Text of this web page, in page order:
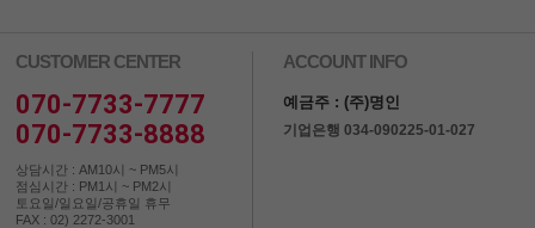
CUSTOMER CENTER
070-7733-7777
070-7733-8888
상담시간 : AM10시 ~ PM5시
점심시간 : PM1시 ~ PM2시
토요일/일요일/공휴일 휴무
FAX : 02) 2272-3001
ACCOUNT INFO
예금주 : (주)명인
기업은행 034-090225-01-027